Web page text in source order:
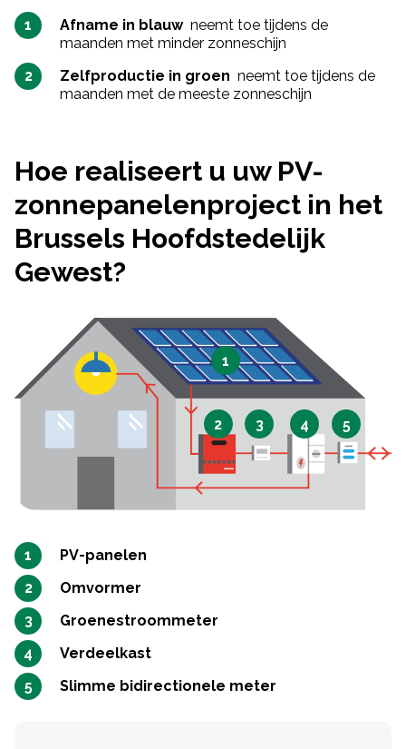
Afname in blauw neemt toe tijdens de
maanden met minder zonneschijn
Zelfproductie in groen neemt toe tijdens de
maanden met de meeste zonneschijn
Hoe realiseert u uw PV-
zonnepanelenproject in het
Brussels Hoofdstedelijk
Gewest?
1
2 3 4 5
PV-panelen
Omvormer
Groenestroommeter
Verdeelkast
Slimme bidirectionele meter